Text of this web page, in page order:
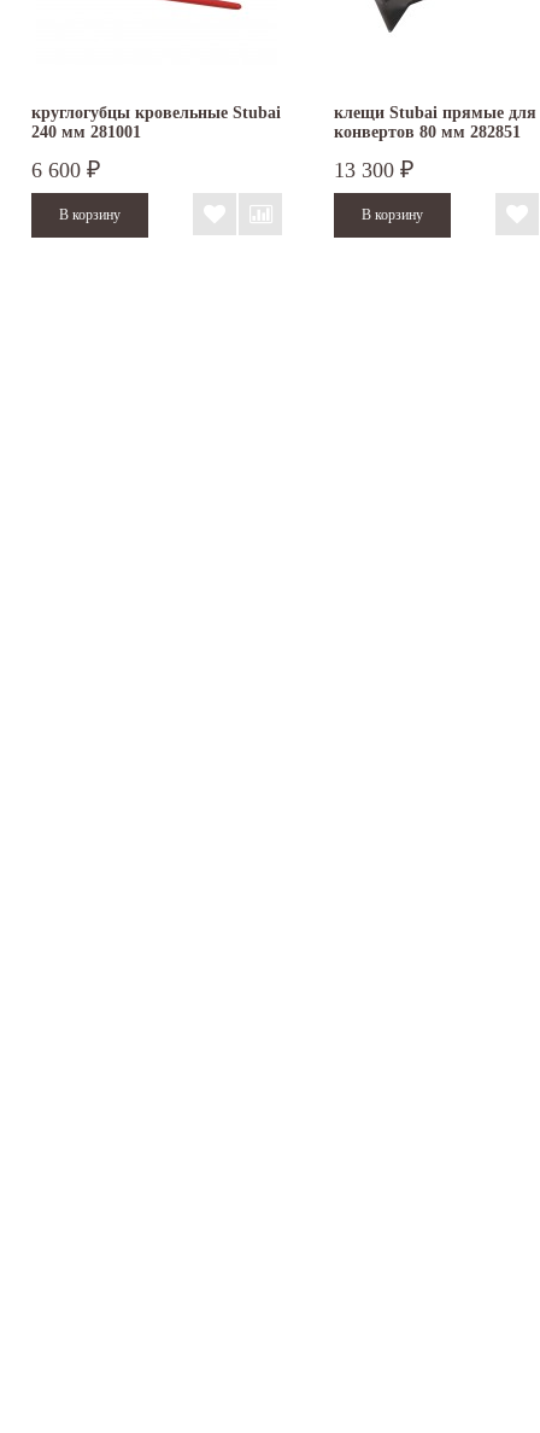
круглогубцы кровельные Stubai
240 мм 281001
6 600 ₽
клещи Stubai прямые для
конвертов 80 мм 282851
13 300 ₽